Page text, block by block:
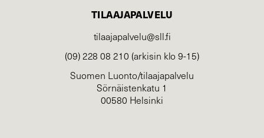
TILAAJAPALVELU
tilaajapalvelu@sll.fi
(09) 228 08 210 (arkisin klo 9-15)
Suomen Luonto/tilaajapalvelu
Sörnäistenkatu 1
00580 Helsinki